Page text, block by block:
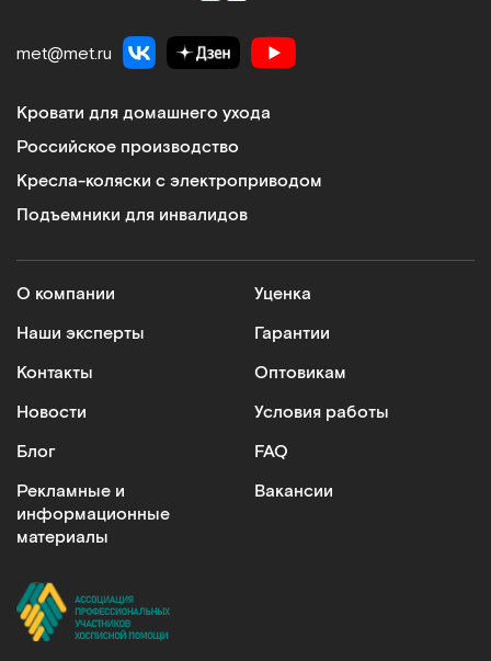
Сравнить
MET BASIC-200
Бесшумный противопролежневый трубчатый матрас с
Под заказ
Сравнить
-10%
Бесшумный противопролежневый трубчатый матрас с
отверстием для туалета
met@met.ru
Кровати для домашнего ухода
Российское производство
Кресла-коляски с электроприводом
Подъемники для инвалидов
О компании
Наши эксперты
Контакты
Новости
Блог
Рекламные и
информационные
материалы
Уценка
Гарантии
Оптовикам
Условия работы
FAQ
Вакансии